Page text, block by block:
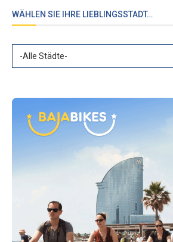
WÄHLEN SIE IHRE LIEBLINGSSTADT…